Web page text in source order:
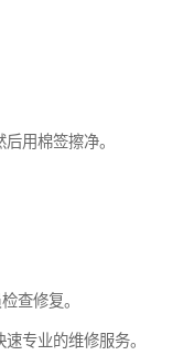
用棉签擦净。
查修复。
专业的维修服务。